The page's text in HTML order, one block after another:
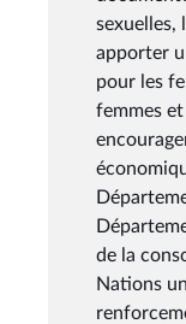
sexuelles,
apporter
pour les
femmes
de la
Nations